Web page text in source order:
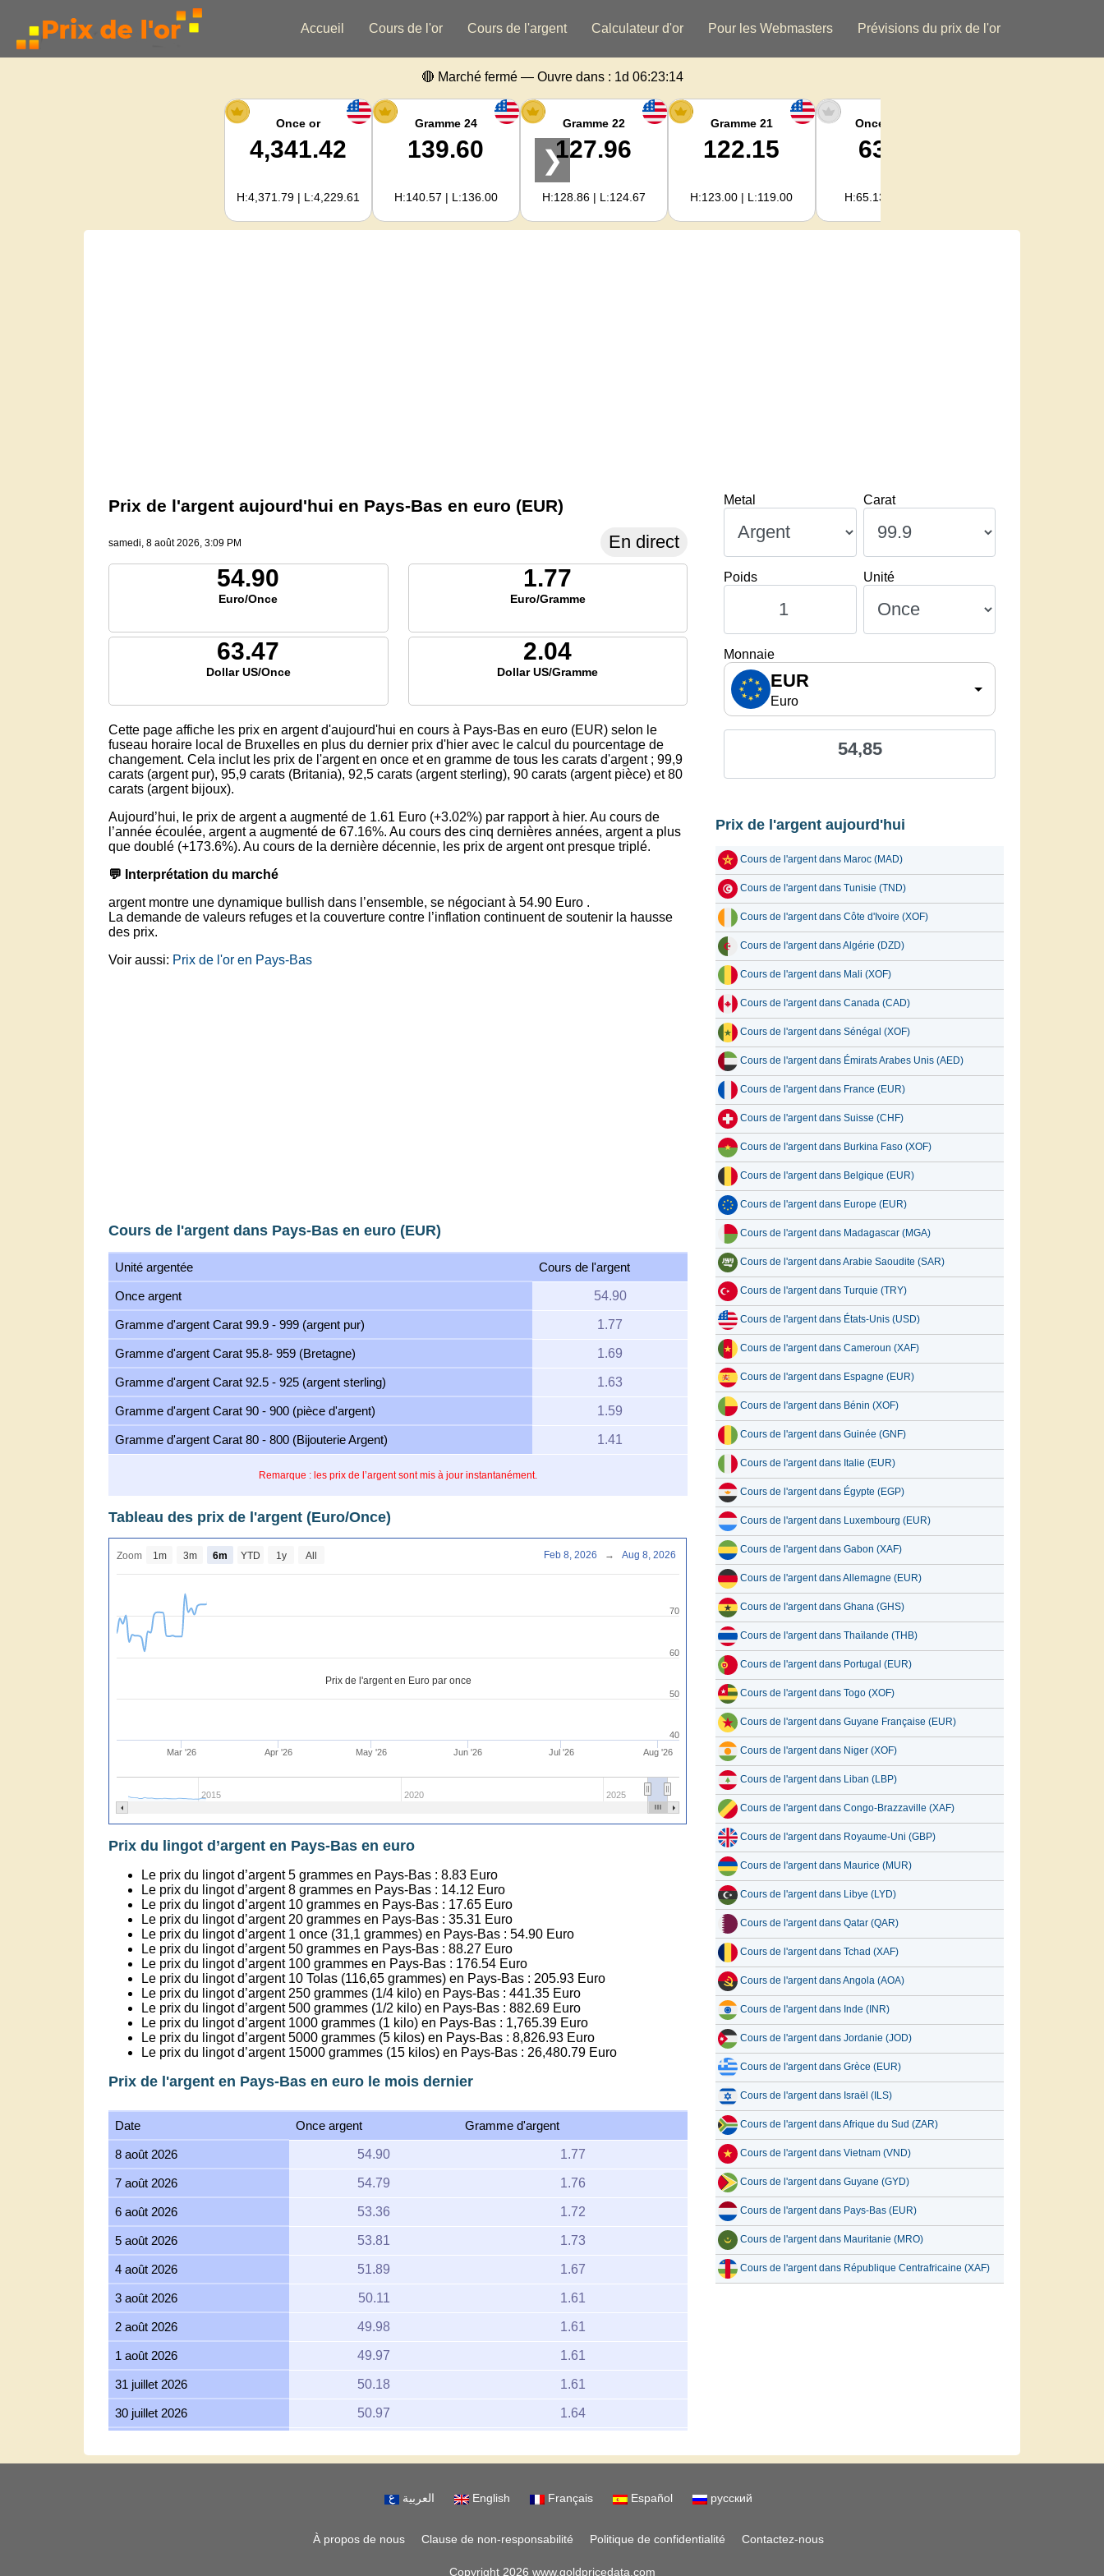
Accueil Cours de l'or Cours de l'argent Calculateur d'or Pour les Webmasters Prévisions du prix de l'or
🔴 Marché fermé — Ouvre dans : 1d 06:23:14
Once or
4,341.42
H:4,371.79 | L:4,229.61
Gramme 24
139.60
H:140.57 | L:136.00
Gramme 22
127.96
H:128.86 | L:124.67
Gramme 21
122.15
H:123.00 | L:119.00
Once argent
63.47
H:65.13 | L:61.15
❯
Prix ​​de l'argent aujourd'hui en Pays-Bas en euro (EUR)
samedi, 8 août 2026, 3:09 PM En direct
54.90
Euro/Once
1.77
Euro/Gramme
63.47
Dollar US/Once
2.04
Dollar US/Gramme
Cette page affiche les prix en argent d'aujourd'hui en cours à Pays-Bas en euro (EUR) selon le
fuseau horaire local de Bruxelles en plus du dernier prix d'hier avec le calcul du pourcentage de
changement. Cela inclut les prix de l'argent en once et en gramme de tous les carats d'argent ; 99,9
carats (argent pur), 95,9 carats (Britania), 92,5 carats (argent sterling), 90 carats (argent pièce) et 80
carats (argent bijoux).
Aujourd’hui, le prix de argent a augmenté de 1.61 Euro (+3.02%) par rapport à hier. Au cours de
l’année écoulée, argent a augmenté de 67.16%. Au cours des cinq dernières années, argent a plus
que doublé (+173.6%). Au cours de la dernière décennie, les prix de argent ont presque triplé.
💬 Interprétation du marché
argent montre une dynamique bullish dans l’ensemble, se négociant à 54.90 Euro .
La demande de valeurs refuges et la couverture contre l’inflation continuent de soutenir la hausse
des prix.
Voir aussi: Prix de l'or en Pays-Bas
Cours de l'argent dans Pays-Bas en euro (EUR)
Unité argentée Cours de l'argent
Remarque : les prix de l’argent sont mis à jour instantanément.
Once argent 54.90
Gramme d'argent Carat 99.9 - 999 (argent pur) 1.77
Gramme d'argent Carat 95.8- 959 (Bretagne) 1.69
Gramme d'argent Carat 92.5 - 925 (argent sterling) 1.63
Gramme d'argent Carat 90 - 900 (pièce d'argent) 1.59
Gramme d'argent Carat 80 - 800 (Bijouterie Argent) 1.41
Tableau des prix de l'argent (Euro/Once)
Prix de l'argent en Euro par once
Mar '26 Apr '26 May '26 Jun '26 Jul '26 Aug '26
2015 2020 2025
50
60
70
40
Zoom 1m 3m 6m YTD 1y All Feb 8, 2026 → Aug 8, 2026
Prix du lingot d’argent en Pays-Bas en euro
Le prix du lingot d’argent 5 grammes en Pays-Bas : 8.83 Euro
Le prix du lingot d’argent 8 grammes en Pays-Bas : 14.12 Euro
Le prix du lingot d’argent 10 grammes en Pays-Bas : 17.65 Euro
Le prix du lingot d’argent 20 grammes en Pays-Bas : 35.31 Euro
Le prix du lingot d’argent 1 once (31,1 grammes) en Pays-Bas : 54.90 Euro
Le prix du lingot d’argent 50 grammes en Pays-Bas : 88.27 Euro
Le prix du lingot d’argent 100 grammes en Pays-Bas : 176.54 Euro
Le prix du lingot d’argent 10 Tolas (116,65 grammes) en Pays-Bas : 205.93 Euro
Le prix du lingot d’argent 250 grammes (1/4 kilo) en Pays-Bas : 441.35 Euro
Le prix du lingot d’argent 500 grammes (1/2 kilo) en Pays-Bas : 882.69 Euro
Le prix du lingot d’argent 1000 grammes (1 kilo) en Pays-Bas : 1,765.39 Euro
Le prix du lingot d’argent 5000 grammes (5 kilos) en Pays-Bas : 8,826.93 Euro
Le prix du lingot d’argent 15000 grammes (15 kilos) en Pays-Bas : 26,480.79 Euro
Prix de l'argent en Pays-Bas en euro le mois dernier
Date Once argent Gramme d'argent
8 août 2026 54.90 1.77
7 août 2026 54.79 1.76
6 août 2026 53.36 1.72
5 août 2026 53.81 1.73
4 août 2026 51.89 1.67
3 août 2026 50.11 1.61
2 août 2026 49.98 1.61
1 août 2026 49.97 1.61
31 juillet 2026 50.18 1.61
30 juillet 2026 50.97 1.64
51.45 1.65
Metal Carat
Poids Unité
Monnaie
EUR
Euro
54,85
Prix de l'argent aujourd'hui
Cours de l'argent dans Maroc (MAD)
Cours de l'argent dans Tunisie (TND)
Cours de l'argent dans Côte d'Ivoire (XOF)
Cours de l'argent dans Algérie (DZD)
Cours de l'argent dans Mali (XOF)
Cours de l'argent dans Canada (CAD)
Cours de l'argent dans Sénégal (XOF)
Cours de l'argent dans Émirats Arabes Unis (AED)
Cours de l'argent dans France (EUR)
Cours de l'argent dans Suisse (CHF)
Cours de l'argent dans Burkina Faso (XOF)
Cours de l'argent dans Belgique (EUR)
Cours de l'argent dans Europe (EUR)
Cours de l'argent dans Madagascar (MGA)
Cours de l'argent dans Arabie Saoudite (SAR)
Cours de l'argent dans Turquie (TRY)
Cours de l'argent dans États-Unis (USD)
Cours de l'argent dans Cameroun (XAF)
Cours de l'argent dans Espagne (EUR)
Cours de l'argent dans Bénin (XOF)
Cours de l'argent dans Guinée (GNF)
Cours de l'argent dans Italie (EUR)
Cours de l'argent dans Égypte (EGP)
Cours de l'argent dans Luxembourg (EUR)
Cours de l'argent dans Gabon (XAF)
Cours de l'argent dans Allemagne (EUR)
Cours de l'argent dans Ghana (GHS)
Cours de l'argent dans Thaïlande (THB)
Cours de l'argent dans Portugal (EUR)
Cours de l'argent dans Togo (XOF)
Cours de l'argent dans Guyane Française (EUR)
Cours de l'argent dans Niger (XOF)
Cours de l'argent dans Liban (LBP)
Cours de l'argent dans Congo-Brazzaville (XAF)
Cours de l'argent dans Royaume-Uni (GBP)
Cours de l'argent dans Maurice (MUR)
Cours de l'argent dans Libye (LYD)
Cours de l'argent dans Qatar (QAR)
Cours de l'argent dans Tchad (XAF)
Cours de l'argent dans Angola (AOA)
Cours de l'argent dans Inde (INR)
Cours de l'argent dans Jordanie (JOD)
Cours de l'argent dans Grèce (EUR)
Cours de l'argent dans Israël (ILS)
Cours de l'argent dans Afrique du Sud (ZAR)
Cours de l'argent dans Vietnam (VND)
Cours de l'argent dans Guyane (GYD)
Cours de l'argent dans Pays-Bas (EUR)
Cours de l'argent dans Mauritanie (MRO)
Cours de l'argent dans République Centrafricaine (XAF)
العربية English Français Español русский
À propos de nous Clause de non-responsabilité Politique de confidentialité Contactez-nous
Copyright 2026 www.goldpricedata.com